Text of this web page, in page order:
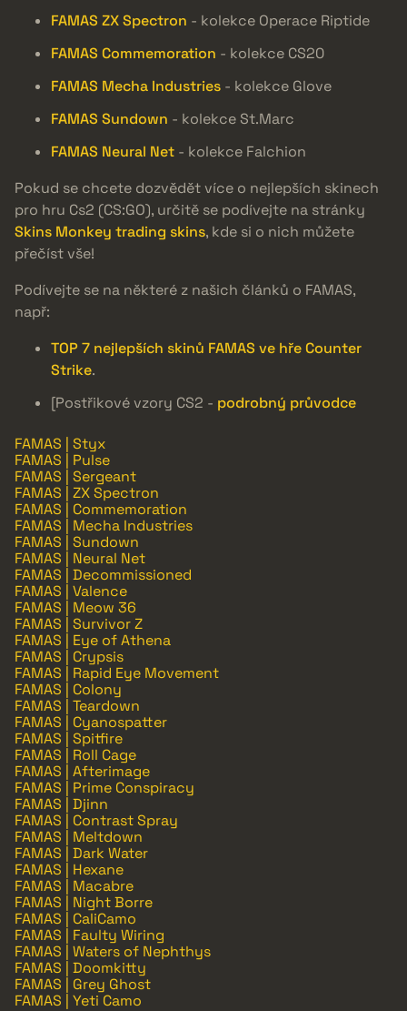
FAMAS ZX Spectron - kolekce Operace Riptide
FAMAS Commemoration - kolekce CS20
FAMAS Mecha Industries - kolekce Glove
FAMAS Sundown - kolekce St.Marc
FAMAS Neural Net - kolekce Falchion
Pokud se chcete dozvědět více o nejlepších skinech
pro hru Cs2 (CS:GO), určitě se podívejte na stránky
Skins Monkey trading skins, kde si o nich můžete
přečíst vše!
Podívejte se na některé z našich článků o FAMAS,
např:
TOP 7 nejlepších skinů FAMAS ve hře Counter
Strike.
[Postřikové vzory CS2 - podrobný průvodce
FAMAS | Styx
FAMAS | Pulse
FAMAS | Sergeant
FAMAS | ZX Spectron
FAMAS | Commemoration
FAMAS | Mecha Industries
FAMAS | Sundown
FAMAS | Neural Net
FAMAS | Decommissioned
FAMAS | Valence
FAMAS | Meow 36
FAMAS | Survivor Z
FAMAS | Eye of Athena
FAMAS | Crypsis
FAMAS | Rapid Eye Movement
FAMAS | Colony
FAMAS | Teardown
FAMAS | Cyanospatter
FAMAS | Spitfire
FAMAS | Roll Cage
FAMAS | Afterimage
FAMAS | Prime Conspiracy
FAMAS | Djinn
FAMAS | Contrast Spray
FAMAS | Meltdown
FAMAS | Dark Water
FAMAS | Hexane
FAMAS | Macabre
FAMAS | Night Borre
FAMAS | CaliCamo
FAMAS | Faulty Wiring
FAMAS | Waters of Nephthys
FAMAS | Doomkitty
FAMAS | Grey Ghost
FAMAS | Yeti Camo